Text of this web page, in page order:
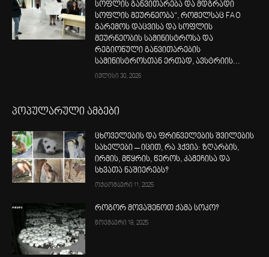
სოფლის განვითარება და მდგრადი
სოფლის მეურნეობა“, რომელსაც FAO
გარემოს დაცვისა და სოფლის
მეურნეობის სამინისტროსა და
რეგიონული განვითარების
სამინისტროსთან ერთად, ავსტრიის...
ივლისი 30, 2026
პოპულარული ამბები
ცხოველების და ფრინველების შვილების
სახელები – იცით, რა ჰქვია: ზღარბის,
ირმის, მწყრის, წეროს, კამეჩისა და
სხვათა ნაშიერებს?
ოქტომბერი 11, 2025
როგორ მოვაშენოთ ქამა სოკო?
ნოემბერი 18, 2025